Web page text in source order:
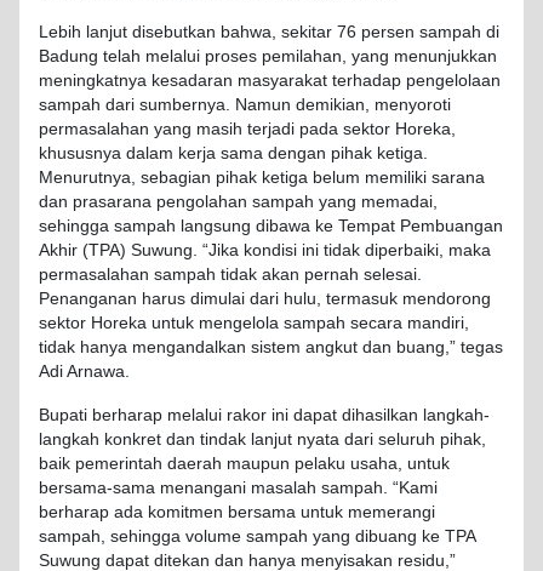
Lebih lanjut disebutkan bahwa, sekitar 76 persen sampah di
Badung telah melalui proses pemilahan, yang menunjukkan
meningkatnya kesadaran masyarakat terhadap pengelolaan
sampah dari sumbernya. Namun demikian, menyoroti
permasalahan yang masih terjadi pada sektor Horeka,
khususnya dalam kerja sama dengan pihak ketiga.
Menurutnya, sebagian pihak ketiga belum memiliki sarana
dan prasarana pengolahan sampah yang memadai,
sehingga sampah langsung dibawa ke Tempat Pembuangan
Akhir (TPA) Suwung. “Jika kondisi ini tidak diperbaiki, maka
permasalahan sampah tidak akan pernah selesai.
Penanganan harus dimulai dari hulu, termasuk mendorong
sektor Horeka untuk mengelola sampah secara mandiri,
tidak hanya mengandalkan sistem angkut dan buang,” tegas
Adi Arnawa.
Bupati berharap melalui rakor ini dapat dihasilkan langkah-
langkah konkret dan tindak lanjut nyata dari seluruh pihak,
baik pemerintah daerah maupun pelaku usaha, untuk
bersama-sama menangani masalah sampah. “Kami
berharap ada komitmen bersama untuk memerangi
sampah, sehingga volume sampah yang dibuang ke TPA
Suwung dapat ditekan dan hanya menyisakan residu,”